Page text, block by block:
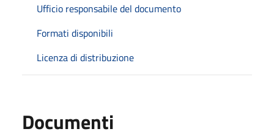
Ufficio responsabile del documento
Formati disponibili
Licenza di distribuzione
Documenti